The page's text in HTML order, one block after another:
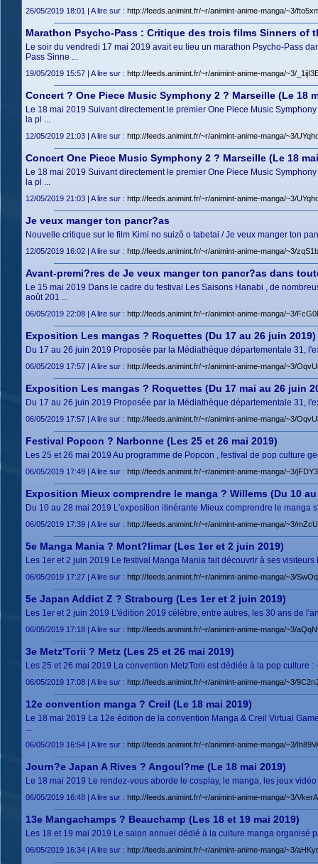
26/05/2019 18:01 | A lire sur : http://feeds.animint.fr/~r/animint-anime-manga/~3/
Marathon Psycho-Pass : Critique des trois films Sinners of
Le soir du vendredi 17 mai 2019 avait eu lieu un marathon Psycho-Pass
Pass Sinne ...
19/05/2019 15:57 | A lire sur : http://feeds.animint.fr/~r/animint-anime-manga/~3/
Concert ? One Piece Music Symphony 2 ? Marseille (Le 18
Le 18 mai 2019 Suivant directement le premier One Piece Music
la pl ...
12/05/2019 21:03 | A lire sur : http://feeds.animint.fr/~r/animint-anime-manga/~3/
Concert One Piece Music Symphony 2 ? Marseille (Le 18
Le 18 mai 2019 Suivant directement le premier One Piece Music
la pl ...
12/05/2019 21:03 | A lire sur : http://feeds.animint.fr/~r/animint-anime-manga/~3/
Je veux manger ton pancr?as
Nouvelle critique sur le film Kimi no suizô o tabetai / Je veux manger ton
12/05/2019 16:02 | A lire sur : http://feeds.animint.fr/~r/animint-anime-manga/~3/
Avant-premi?res de Je veux manger ton pancr?as dans
Le 15 mai 2019 Dans le cadre du festival Les Saisons Hanabi , de
août 201 ...
06/05/2019 22:08 | A lire sur : http://feeds.animint.fr/~r/animint-anime-manga/~3/
Exposition Les mangas ? Roquettes (Du 17 au 26 juin 2019)
Du 17 au 26 juin 2019 Proposée par la Médiathèque départementale 31,
06/05/2019 17:57 | A lire sur : http://feeds.animint.fr/~r/animint-anime-manga/~3/
Exposition Les mangas ? Roquettes (Du 17 mai au 26 juin
Du 17 au 26 juin 2019 Proposée par la Médiathèque départementale 31,
06/05/2019 17:57 | A lire sur : http://feeds.animint.fr/~r/animint-anime-manga/~3/
Festival Popcon ? Narbonne (Les 25 et 26 mai 2019)
Les 25 et 26 mai 2019 Au programme de Popcon , festival de pop culture
06/05/2019 17:49 | A lire sur : http://feeds.animint.fr/~r/animint-anime-manga/~3/
Exposition Mieux comprendre le manga ? Willems (Du 10 au
Du 10 au 28 mai 2019 L'exposition itinérante Mieux comprendre le
06/05/2019 17:39 | A lire sur : http://feeds.animint.fr/~r/animint-anime-manga/~3/
5e Manga Mania ? Mont?limar (Les 1er et 2 juin 2019)
Les 1er et 2 juin 2019 Le festival Manga Mania fait découvrir à ses
06/05/2019 17:27 | A lire sur : http://feeds.animint.fr/~r/animint-anime-manga/~3/
5e Japan Addict Z ? Strabourg (Les 1er et 2 juin 2019)
Les 1er et 2 juin 2019 L'édition 2019 célèbre, entre autres, les 30 ans de
06/05/2019 17:18 | A lire sur : http://feeds.animint.fr/~r/animint-anime-manga/~3/
3e Metz'Torii ? Metz (Les 25 et 26 mai 2019)
Les 25 et 26 mai 2019 La convention MetzTorii est dédiée à la pop culture
06/05/2019 17:08 | A lire sur : http://feeds.animint.fr/~r/animint-anime-manga/~3/
12e convention manga ? Creil (Le 18 mai 2019)
Le 18 mai 2019 La 12e édition de la convention Manga & Creil Virtual
...
06/05/2019 16:54 | A lire sur : http://feeds.animint.fr/~r/animint-anime-manga/~3/
Journ?e Japan A Rives ? Angoul?me (Le 18 mai 2019)
Le 18 mai 2019 Le rendez-vous aborde le cosplay, le manga, les jeux
06/05/2019 16:48 | A lire sur : http://feeds.animint.fr/~r/animint-anime-manga/~3/
13e Mangachamps ? Beauchamp (Les 18 et 19 mai 2019)
Les 18 et 19 mai 2019 Le salon annuel dédié à la culture manga organisé
06/05/2019 16:34 | A lire sur : http://feeds.animint.fr/~r/animint-anime-manga/~3/